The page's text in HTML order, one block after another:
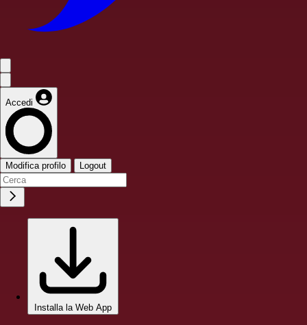
Accedi
Modifica profilo Logout
Installa la Web App